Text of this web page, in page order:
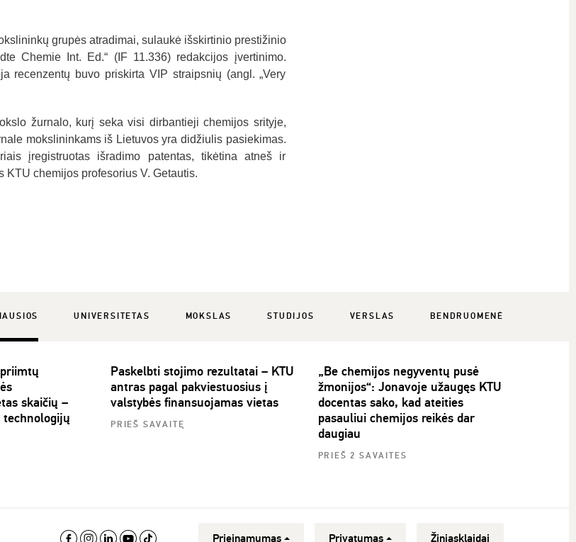
grupės atradimai, sulaukė išskirtinio prestižinio
Chemie Int. Ed.“ (IF 11.336) redakcijos įvertinimo.
recenzentų buvo priskirta VIP straipsnių (angl. „Very
žurnalo, kurį seka visi dirbantieji chemijos srityje,
mokslininkams iš Lietuvos yra didžiulis pasiekimas.
įregistruotas išradimo patentas, tikėtina atneš ir
KTU chemijos profesorius V. Getautis.
UNIVERSITETAS MOKSLAS STUDIJOS VERSLAS BENDRUOMENĖ
skaičių –
Paskelbti stojimo rezultatai – KTU
antras pagal pakviestuosius į
valstybės finansuojamas vietas
PRIEŠ SAVAITĘ
„Be chemijos negyventų pusė
žmonijos“: Jonavoje užaugęs KTU
docentas sako, kad ateities
pasauliui chemijos reikės dar
daugiau
PRIEŠ 2 SAVAITES
Prieinamumas Privatumas Žiniasklaidai